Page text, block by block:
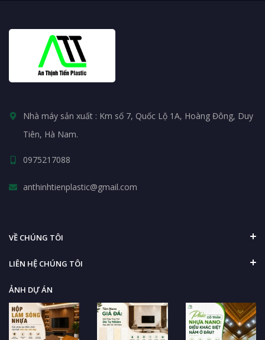
Nhà máy sản xuất : Km số 7, Quốc Lộ 1A, Hoàng Đông, Duy
Tiên, Hà Nam.
0975217088
anthinhtienplastic@gmail.com
VỀ CHÚNG TÔI
LIÊN HỆ CHÚNG TÔI
ẢNH DỰ ÁN